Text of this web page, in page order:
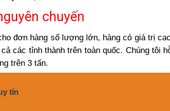
chuyến
đơn hàng số lượng lớn, hàng có giá trị
các tỉnh thành trên toàn quốc. Chúng tôi
trên 3 tấn.
tín